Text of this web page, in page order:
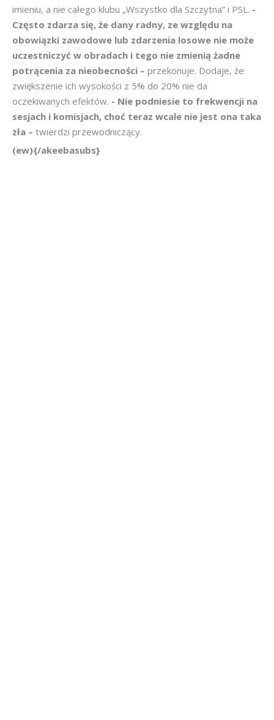
imieniu, a nie całego klubu „Wszystko dla Szczytna” i PSL. -
Często zdarza się, że dany radny, ze względu na
obowiązki zawodowe lub zdarzenia losowe nie może
uczestniczyć w obradach i tego nie zmienią żadne
potrącenia za nieobecności – przekonuje. Dodaje, że
zwiększenie ich wysokości z 5% do 20% nie da
oczekiwanych efektów. - Nie podniesie to frekwencji na
sesjach i komisjach, choć teraz wcale nie jest ona taka
zła – twierdzi przewodniczący.
(ew){/akeebasubs}